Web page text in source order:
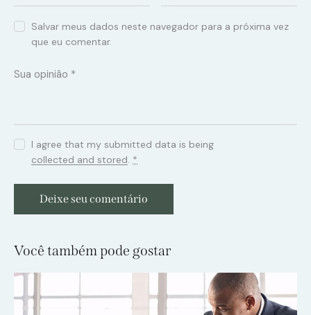
Salvar meus dados neste navegador para a próxima vez
que eu comentar.
I agree that my submitted data is being
collected and stored. *
Você também pode gostar